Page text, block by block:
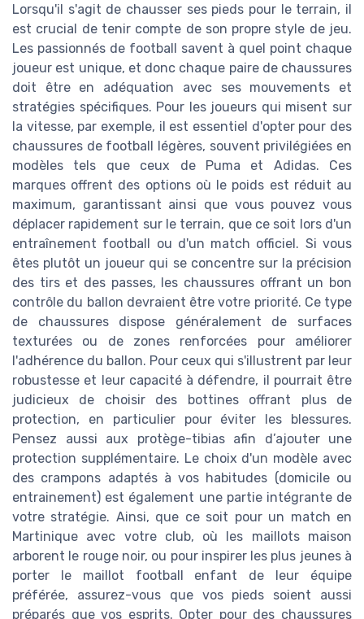
Lorsqu'il s'agit de chausser ses pieds pour le terrain, il
est crucial de tenir compte de son propre style de jeu.
Les passionnés de football savent à quel point chaque
joueur est unique, et donc chaque paire de chaussures
doit être en adéquation avec ses mouvements et
stratégies spécifiques. Pour les joueurs qui misent sur
la vitesse, par exemple, il est essentiel d'opter pour des
chaussures de football légères, souvent privilégiées en
modèles tels que ceux de Puma et Adidas. Ces
marques offrent des options où le poids est réduit au
maximum, garantissant ainsi que vous pouvez vous
déplacer rapidement sur le terrain, que ce soit lors d'un
entraînement football ou d'un match officiel. Si vous
êtes plutôt un joueur qui se concentre sur la précision
des tirs et des passes, les chaussures offrant un bon
contrôle du ballon devraient être votre priorité. Ce type
de chaussures dispose généralement de surfaces
texturées ou de zones renforcées pour améliorer
l'adhérence du ballon. Pour ceux qui s'illustrent par leur
robustesse et leur capacité à défendre, il pourrait être
judicieux de choisir des bottines offrant plus de
protection, en particulier pour éviter les blessures.
Pensez aussi aux protège-tibias afin d’ajouter une
protection supplémentaire. Le choix d'un modèle avec
des crampons adaptés à vos habitudes (domicile ou
entrainement) est également une partie intégrante de
votre stratégie. Ainsi, que ce soit pour un match en
Martinique avec votre club, où les maillots maison
arborent le rouge noir, ou pour inspirer les plus jeunes à
porter le maillot football enfant de leur équipe
préférée, assurez-vous que vos pieds soient aussi
préparés que vos esprits. Opter pour des chaussures